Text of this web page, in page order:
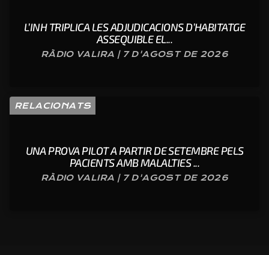
L’INH TRIPLICA LES ADJUDICACIONS D’HABITATGE
ASSEQUIBLE EL...
RÀDIO VALIRA | 7 D'AGOST DE 2026
RELACIONATS
UNA PROVA PILOT A PARTIR DE SETEMBRE PELS
PACIENTS AMB MALALTIES ...
RÀDIO VALIRA | 7 D'AGOST DE 2026